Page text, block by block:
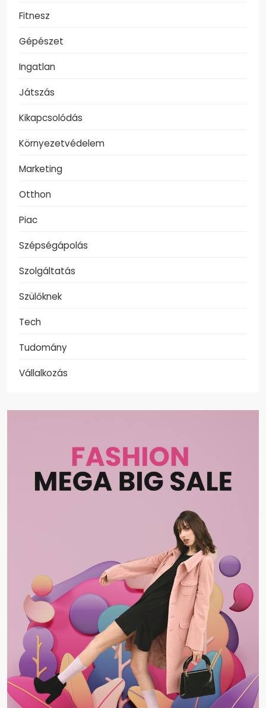
Fitnesz
Gépészet
Ingatlan
Játszás
Kikapcsolódás
Környezetvédelem
Marketing
Otthon
Piac
Szépségápolás
Szolgáltatás
Szülőknek
Tech
Tudomány
Vállalkozás